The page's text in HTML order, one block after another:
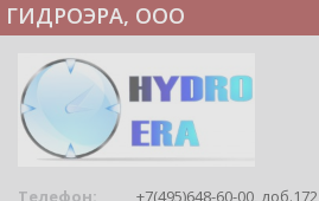
ГИДРОЭРА, ООО
Телефон:
+7(495)648-60-00, доб.172